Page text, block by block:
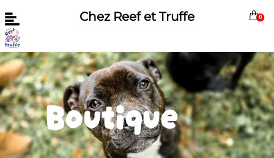
Boutique
Chez Reef et Truffe 0